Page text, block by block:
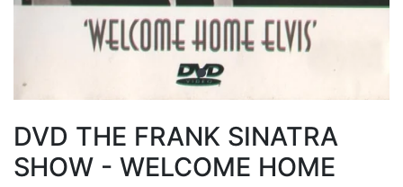
DVD THE FRANK SINATRA
SHOW - WELCOME HOME